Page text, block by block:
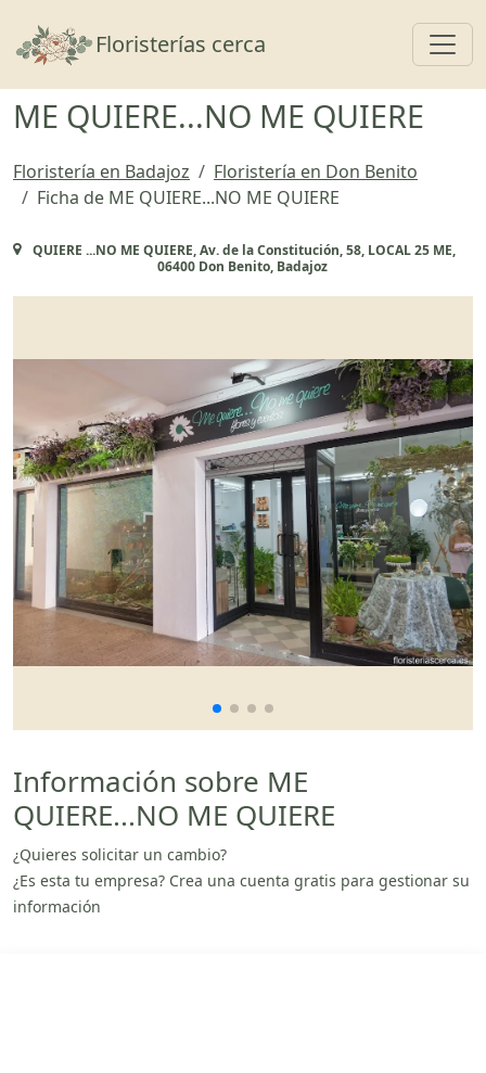
Floristerías cerca
ME QUIERE...NO ME QUIERE
Floristería en Badajoz
Floristería en Don Benito
Ficha de ME QUIERE...NO ME QUIERE
QUIERE ...NO ME QUIERE, Av. de la Constitución, 58, LOCAL 25 ME,
06400 Don Benito, Badajoz
Información sobre ME
QUIERE...NO ME QUIERE
¿Quieres solicitar un cambio?
¿Es esta tu empresa? Crea una cuenta gratis para gestionar su
información